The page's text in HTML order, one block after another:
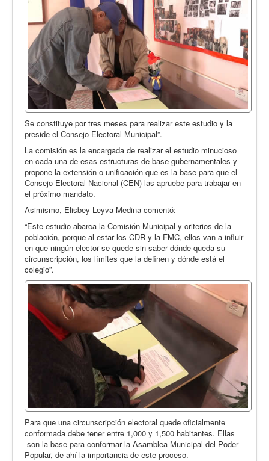
Se constituye por tres meses para realizar este estudio y la
preside el Consejo Electoral Municipal”.
La comisión es la encargada de realizar el estudio minucioso
en cada una de esas estructuras de base gubernamentales y
propone la extensión o unificación que es la base para que el
Consejo Electoral Nacional (CEN) las apruebe para trabajar en
el próximo mandato.
Asimismo, Elisbey Leyva Medina comentó:
“Este estudio abarca la Comisión Municipal y criterios de la
población, porque al estar los CDR y la FMC, ellos van a influir
en que ningún elector se quede sin saber dónde queda su
circunscripción, los límites que la definen y dónde está el
colegio”.
Para que una circunscripción electoral quede oficialmente
conformada debe tener entre 1,000 y 1,500 habitantes. Ellas
son la base para conformar la Asamblea Municipal del Poder
Popular, de ahí la importancia de este proceso.